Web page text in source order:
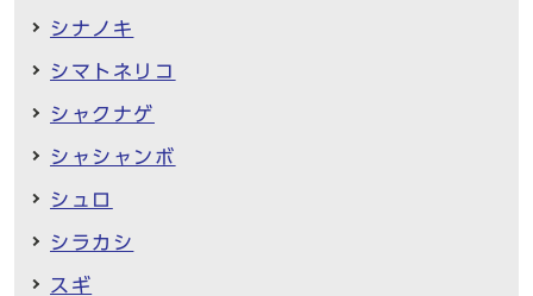
シナノキ
シマトネリコ
シャクナゲ
シャシャンボ
シュロ
シラカシ
スギ